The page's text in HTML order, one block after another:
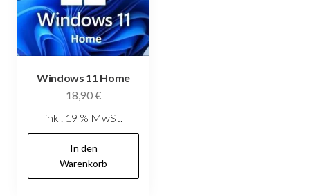
Windows 11 Home
18,90€
inkl. 19 % MwSt.
In den
Warenkorb